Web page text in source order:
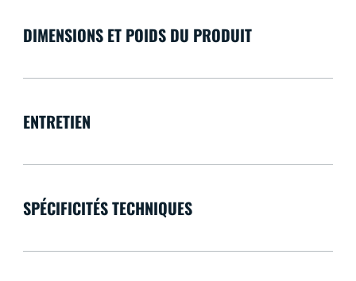
DIMENSIONS ET POIDS DU PRODUIT
ENTRETIEN
SPÉCIFICITÉS TECHNIQUES